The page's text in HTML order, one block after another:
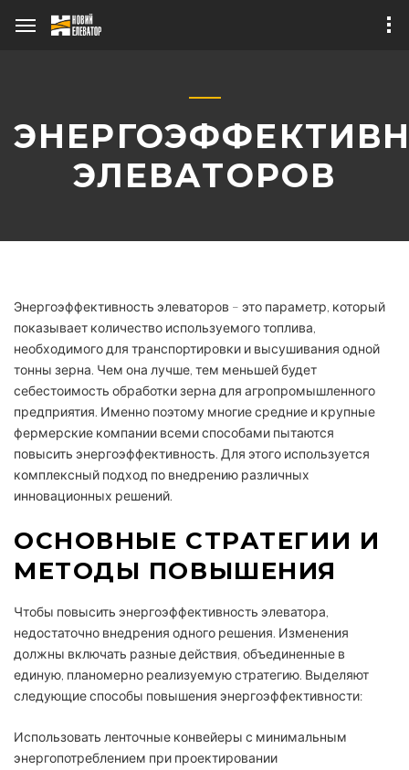
комплекс
«ТАНДЕМ 1+1»
Зерносушилка
мобильная
ЭЛЕВАТОРОВ
Энергоэффективность элеваторов – это параметр, который
показывает количество используемого топлива,
необходимого для транспортировки и высушивания одной
тонны зерна. Чем она лучше, тем меньшей будет
себестоимость обработки зерна для агропромышленного
предприятия. Именно поэтому многие средние и крупные
фермерские компании всеми способами пытаются
повысить энергоэффективность. Для этого используется
комплексный подход по внедрению различных
инновационных решений.
ОСНОВНЫЕ СТРАТЕГИИ И
МЕТОДЫ ПОВЫШЕНИЯ
Чтобы повысить энергоэффективность элеватора,
недостаточно внедрения одного решения. Изменения
должны включать разные действия, объединенные в
единую, планомерно реализуемую стратегию. Выделяют
следующие способы повышения энергоэффективности:
Использовать ленточные конвейеры с минимальным
энергопотреблением при проектировании